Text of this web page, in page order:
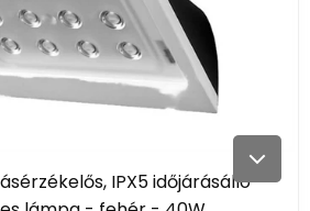
IPX5 időjárásálló